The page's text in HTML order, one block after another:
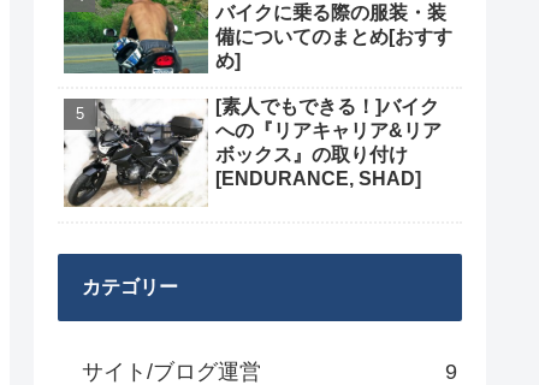
バイクに乗る際の服装・装
備についてのまとめ[おすす
め]
[素人でもできる！]バイク
への『リアキャリア&リア
ボックス』の取り付け
[ENDURANCE, SHAD]
カテゴリー
サイト/ブログ運営 9